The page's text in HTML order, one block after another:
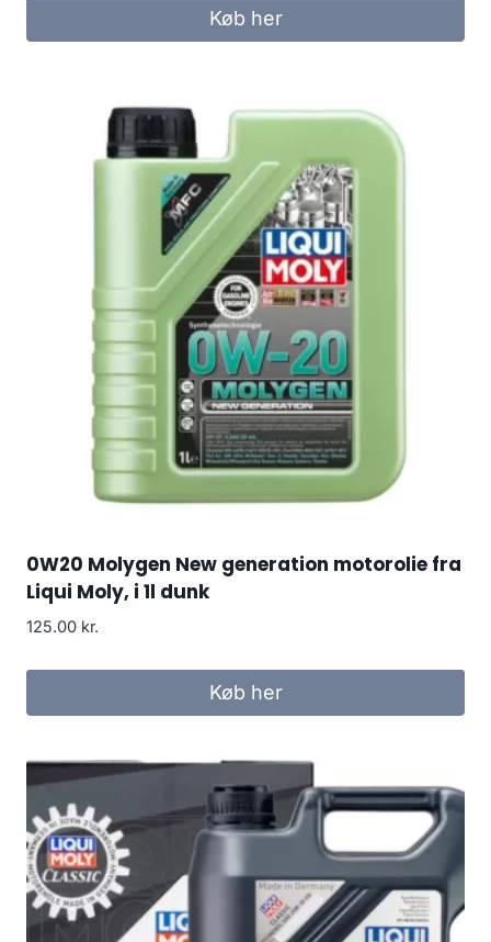
Køb her
0W20 Molygen New generation motorolie fra
Liqui Moly, i 1l dunk
125.00 kr.
Køb her